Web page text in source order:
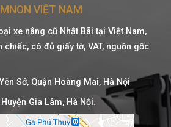
VIỆT NAM
xe nâng cũ Nhật Bãi tại Việt Nam,
chiếc, có đủ giấy tờ, VAT, nguồn gốc
Sở, Quận Hoàng Mai, Hà Nội
Gia Lâm, Hà Nội.